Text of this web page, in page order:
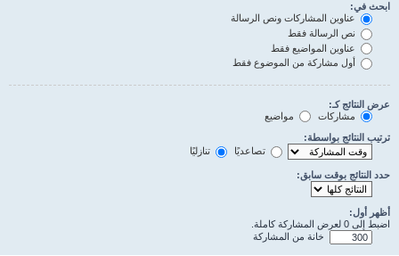
ابحث في:
عناوين المشاركات ونص الرسالة
نص الرسالة فقط
عناوين المواضيع فقط
أول مشاركة من الموضوع فقط
عرض النتائج كـ:
مشاركات
مواضيع
ترتيب النتائج بواسطة:
تصاعديًا
تنازليًا
حدد النتائج بوقت سابق:
أظهر أول:
اضبط إلى 0 لعرض المشاركة كاملة.
خانة من المشاركة